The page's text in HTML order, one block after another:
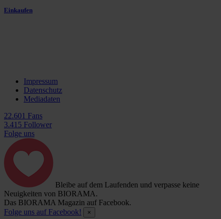
Einkaufen
Impressum
Datenschutz
Mediadaten
22.601 Fans
3.415 Follower
Folge uns
Bleibe auf dem Laufenden und verpasse keine
Neuigkeiten von BIORAMA.
Das BIORAMA Magazin auf Facebook.
Folge uns auf Facebook!
×